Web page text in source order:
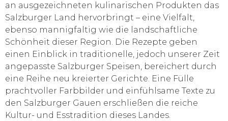
an ausgezeichneten kulinarischen Produkten das
Salzburger Land hervorbringt – eine Vielfalt,
ebenso mannigfaltig wie die landschaftliche
Schönheit dieser Region. Die Rezepte geben
einen Einblick in traditionelle, jedoch unserer Zeit
angepasste Salzburger Speisen, bereichert durch
eine Reihe neu kreierter Gerichte. Eine Fülle
prachtvoller Farbbilder und einfühlsame Texte zu
den Salzburger Gauen erschließen die reiche
Kultur- und Esstradition dieses Landes.